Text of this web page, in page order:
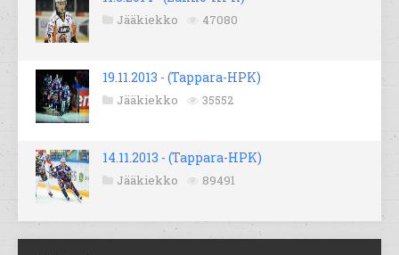
Jääkiekko 47080
19.11.2013 - (Tappara-HPK)
Jääkiekko 35552
14.11.2013 - (Tappara-HPK)
Jääkiekko 89491